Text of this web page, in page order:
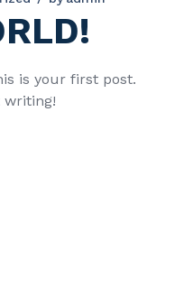
is your first post.
writing!